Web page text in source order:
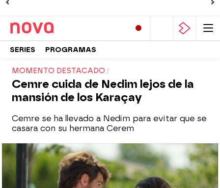
SERIES PROGRAMAS
MOMENTO DESTACADO
Cemre cuida de Nedim lejos de la
mansión de los Karaçay
Cemre se ha llevado a Nedim para evitar que se
casara con su hermana Cerem